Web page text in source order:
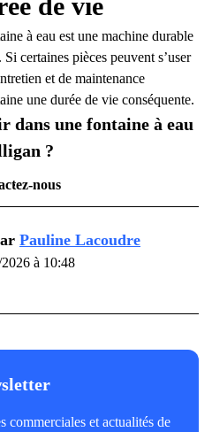
de vie
à eau est une machine durable
Si certaines pièces peuvent s’user
et de maintenance
une durée de vie conséquente.
dans une fontaine à eau
?
nous
Pauline Lacoudre
à 10:48
commerciales et actualités de